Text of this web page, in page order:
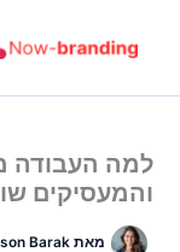
למה העבודה
והמעסיקים
מאתBarak